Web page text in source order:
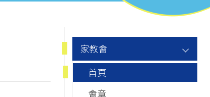
Main
navigation
家教會
首頁
會章